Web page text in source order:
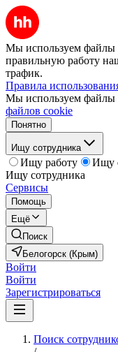
Мы используем файлы
правильную работу
трафик.
Правила
Мы используем файлы
файлов cookie
Понятно
Ищу сотрудника
Ищу работу
Ищу
Ищу сотрудника
Сервисы
Помощь
Ещё
Поиск
Белогорск (Крым)
Войти
Войти
Зарегистрироваться
Поиск